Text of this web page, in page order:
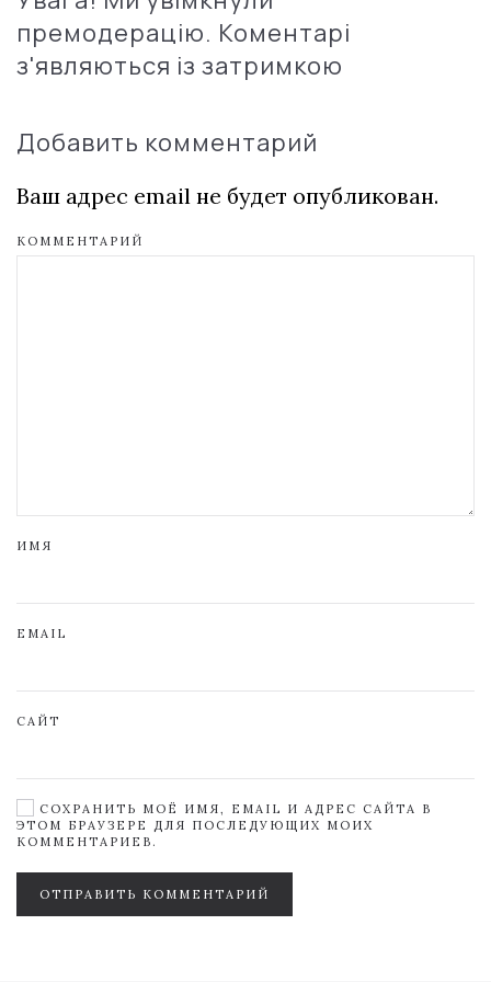
премодерацію. Коментарі
з'являються із затримкою
Добавить комментарий
Ваш адрес email не будет опубликован.
КОММЕНТАРИЙ
ИМЯ
EMAIL
САЙТ
СОХРАНИТЬ МОЁ ИМЯ, EMAIL И АДРЕС САЙТА В
ЭТОМ БРАУЗЕРЕ ДЛЯ ПОСЛЕДУЮЩИХ МОИХ
КОММЕНТАРИЕВ.
ОТПРАВИТЬ КОММЕНТАРИЙ